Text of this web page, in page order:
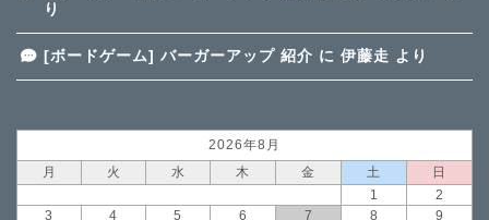
り
[ボードゲーム] バーガーアップ 紹介 に 伊藤走 より
2026年8月
月
火 水 木 金 土
日
1
2
3
4 5 6 7 8 9